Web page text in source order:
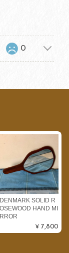
0
DENMARK SOLID R
OSEWOOD HAND MI
RROR
¥7,800